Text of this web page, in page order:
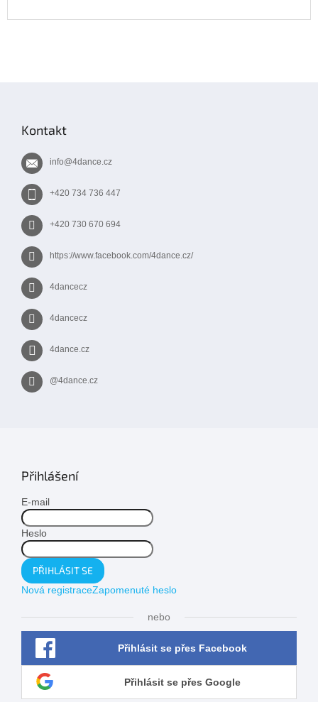
Kontakt
info@4dance.cz
+420 734 736 447
+420 730 670 694
https://www.facebook.com/4dance.cz/
4dancecz
4dancecz
4dance.cz
@4dance.cz
Přihlášení
E-mail
Heslo
PŘIHLÁSIT SE
Nová registraceZapomenuté heslo
nebo
Přihlásit se přes Facebook
Přihlásit se přes Google